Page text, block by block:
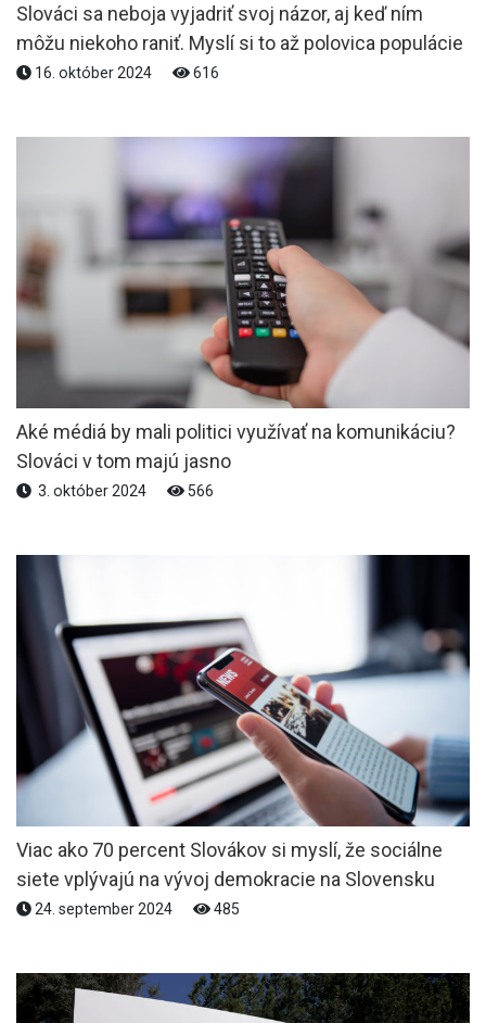
Slováci sa neboja vyjadriť svoj názor, aj keď ním
môžu niekoho raniť. Myslí si to až polovica populácie
16. október 2024 616
Aké médiá by mali politici využívať na komunikáciu?
Slováci v tom majú jasno
3. október 2024 566
Viac ako 70 percent Slovákov si myslí, že sociálne
siete vplývajú na vývoj demokracie na Slovensku
24. september 2024 485